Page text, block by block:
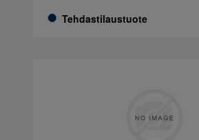
Tehdastilaustuote